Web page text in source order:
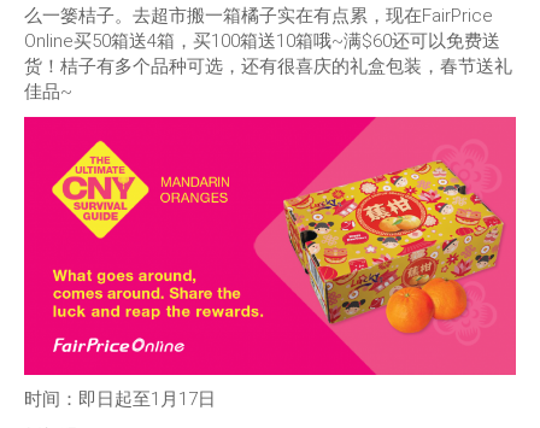
么一篓桔子。去超市搬一箱橘子实在有点累，现在FairPrice
Online买50箱送4箱，买100箱送10箱哦~满$60还可以免费送
货！桔子有多个品种可选，还有很喜庆的礼盒包装，春节送礼
佳品~
时间：即日起至1月17日